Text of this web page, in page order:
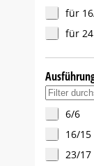
für
für
Suche in
6/6
16/15
23/17